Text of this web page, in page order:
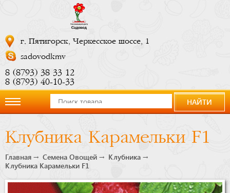
г. Пятигорск, Черкесское шоссе, 1
sadovodkmv
8 (8793) 38 33 12
8 (8793) 40-10-33
компании
Новости
НАЙТИ
Клубника Карамельки F1
Главная Семена Овощей
Клубника
Клубника Карамельки F1